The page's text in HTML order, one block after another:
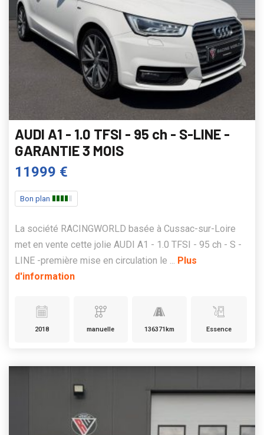
AUDI A1 - 1.0 TFSI - 95 ch - S-LINE -
GARANTIE 3 MOIS
11999 €
Bon plan
La société RACINGWORLD basée à Cussac-sur-Loire
met en vente cette jolie AUDI A1 - 1.0 TFSI - 95 ch - S -
LINE -première mise en circulation le ... Plus
d'information
2018 manuelle 136371km Essence